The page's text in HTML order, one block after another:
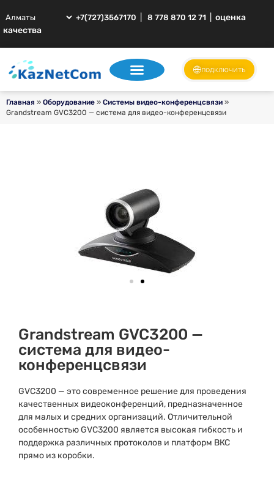
+7(727)3567170 8 778 870 12 71
оценка
качества
подключить
Главная » Оборудование » Системы видео-конференцсвязи »
Grandstream GVC3200 — система для видео-конференцсвязи
Grandstream GVC3200 —
система для видео-
конференцсвязи
GVC3200 — это современное решение для проведения
качественных видеоконференций, предназначенное
для малых и средних организаций. Отличительной
особенностью GVC3200 является высокая гибкость и
поддержка различных протоколов и платформ ВКС
прямо из коробки.